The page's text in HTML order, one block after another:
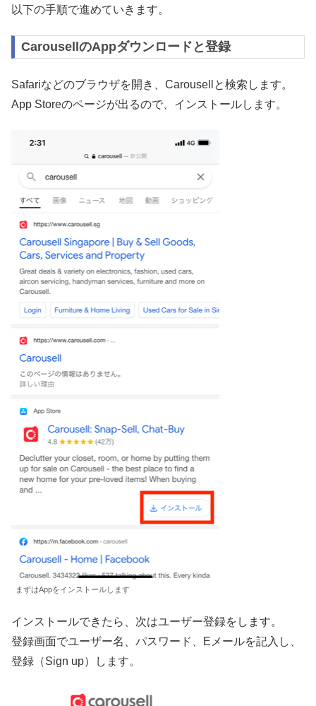
以下の手順で進めていきます。
CarousellのAppダウンロードと登録
Safariなどのブラウザを開き、Carousellと検索します。
App Storeのページが出るので、インストールします。
まずはAppをインストールします
インストールできたら、次はユーザー登録をします。
登録画面でユーザー名、パスワード、Eメールを記入し、
登録（Sign up）します。